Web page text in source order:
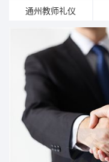
通州教师礼仪